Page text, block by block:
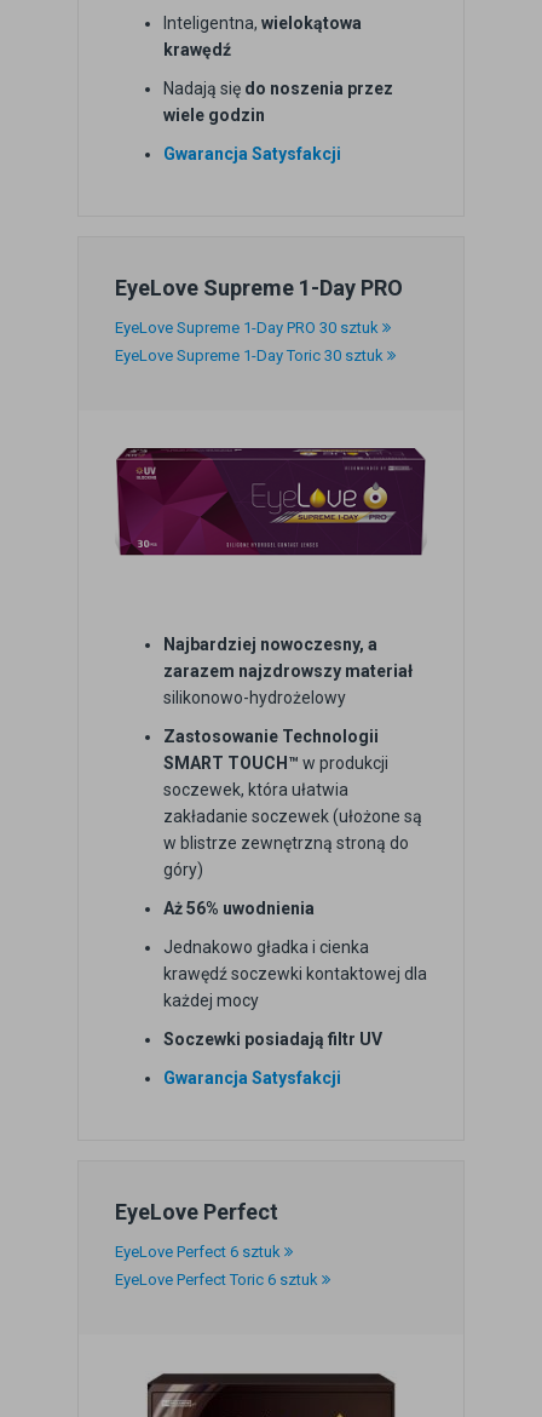
Inteligentna, wielokątowa
krawędź
Nadają się do noszenia przez
wiele godzin
Gwarancja Satysfakcji
EyeLove Supreme 1-Day PRO
EyeLove Supreme 1-Day PRO 30 sztuk
EyeLove Supreme 1-Day Toric 30 sztuk
Najbardziej nowoczesny, a
zarazem najzdrowszy materiał
silikonowo-hydrożelowy
Zastosowanie Technologii
SMART TOUCH™ w produkcji
soczewek, która ułatwia
zakładanie soczewek (ułożone są
w blistrze zewnętrzną stroną do
góry)
Aż 56% uwodnienia
Jednakowo gładka i cienka
krawędź soczewki kontaktowej dla
każdej mocy
Soczewki posiadają filtr UV
Gwarancja Satysfakcji
EyeLove Perfect
EyeLove Perfect 6 sztuk
EyeLove Perfect Toric 6 sztuk